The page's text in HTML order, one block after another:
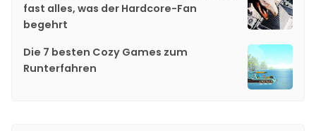
fast alles, was der Hardcore-Fan
begehrt
Die 7 besten Cozy Games zum
Runterfahren